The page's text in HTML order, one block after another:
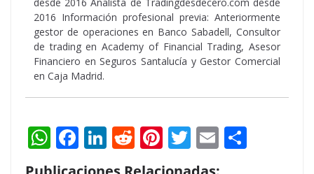
2016 Información profesional previa: Anteriormente
gestor de operaciones en Banco Sabadell, Consultor
de trading en Academy of Financial Trading, Asesor
Financiero en Seguros Santalucía y Gestor Comercial
en Caja Madrid.
W
h
F
ac
Li R
e
Pi
nt
T
w
E